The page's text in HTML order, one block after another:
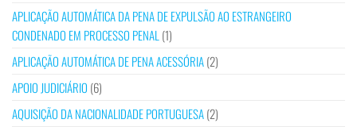
APLICAÇÃO AUTOMÁTICA DA PENA DE EXPULSÃO AO ESTRANGEIRO
CONDENADO EM PROCESSO PENAL (1)
APLICAÇÃO AUTOMÁTICA DE PENA ACESSÓRIA(2)
APOIO JUDICIÁRIO (6)
AQUISIÇÃO DA NACIONALIDADE PORTUGUESA(2)